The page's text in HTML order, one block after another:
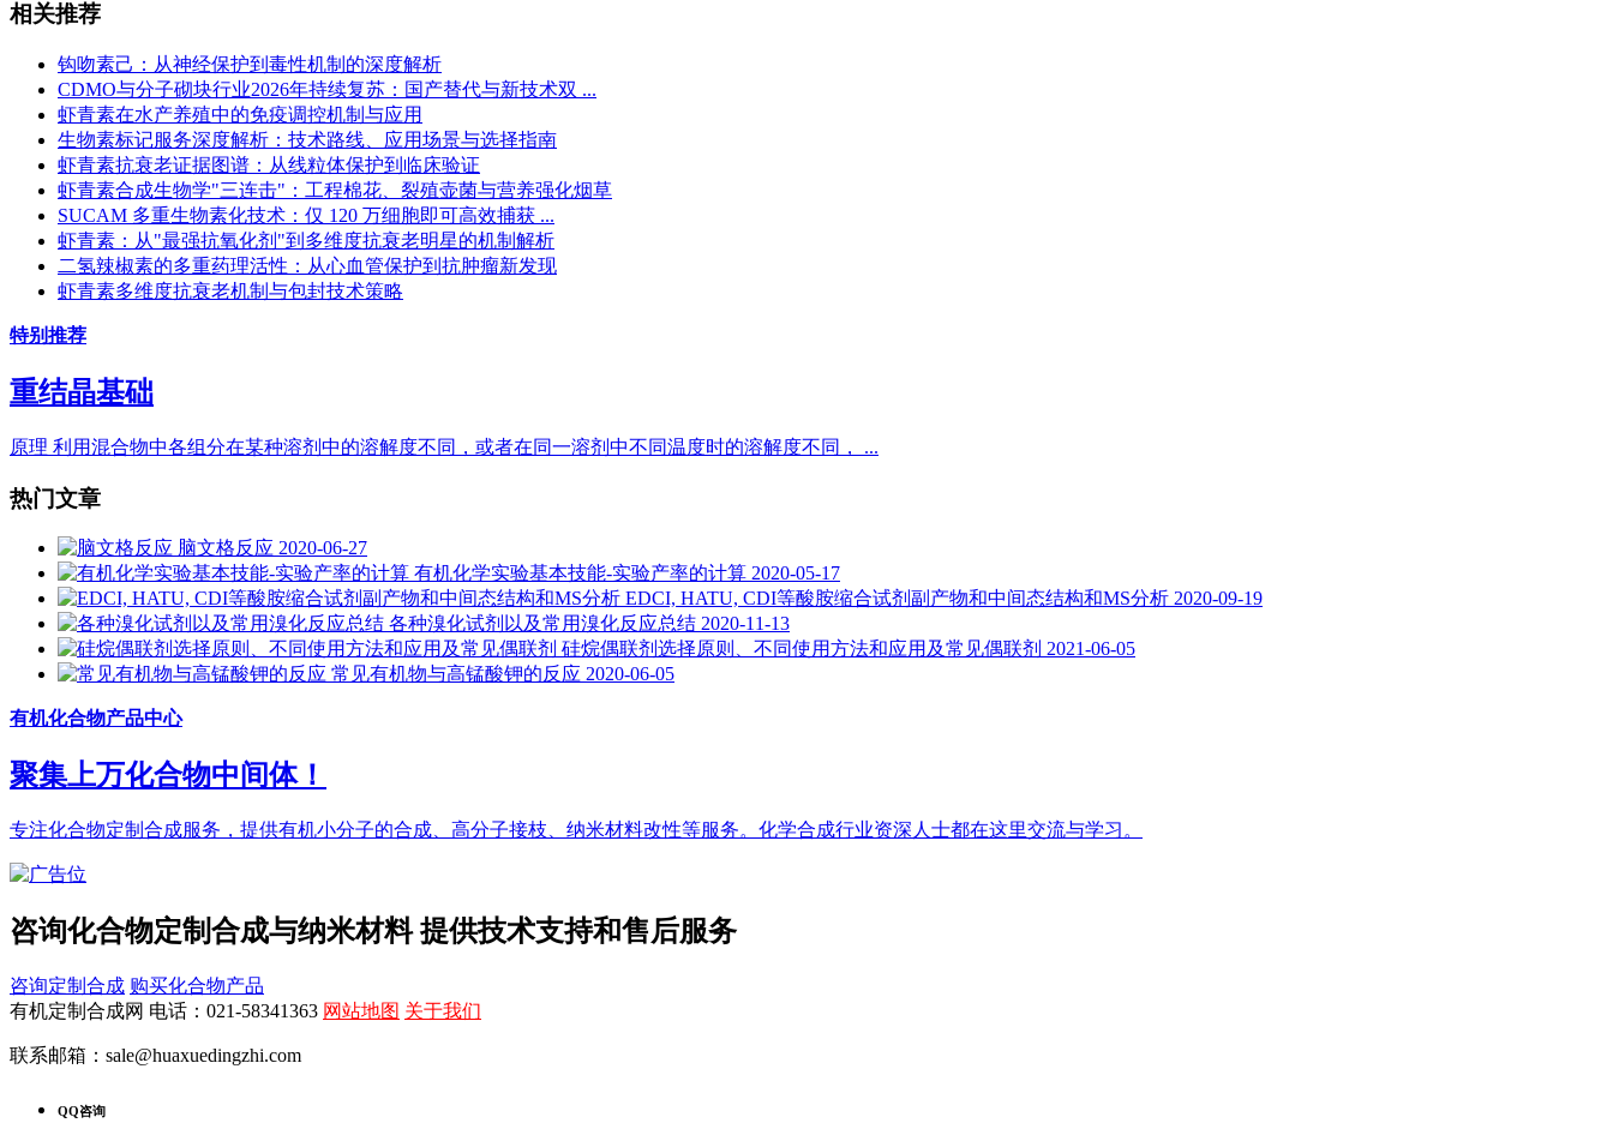
相关推荐
钩吻素己：从神经保护到毒性机制的深度解析
CDMO与分子砌块行业2026年持续复苏：国产替代与新技术双 ...
虾青素在水产养殖中的免疫调控机制与应用
生物素标记服务深度解析：技术路线、应用场景与选择指南
虾青素抗衰老证据图谱：从线粒体保护到临床验证
虾青素合成生物学"三连击"：工程棉花、裂殖壶菌与营养强化烟草
SUCAM 多重生物素化技术：仅 120 万细胞即可高效捕获 ...
虾青素：从"最强抗氧化剂"到多维度抗衰老明星的机制解析
二氢辣椒素的多重药理活性：从心血管保护到抗肿瘤新发现
虾青素多维度抗衰老机制与包封技术策略
特别推荐
重结晶基础
原理 利用混合物中各组分在某种溶剂中的溶解度不同，或者在同一溶剂中不同温度时的溶解度不同， ...
热门文章
脑文格反应 2020-06-27
有机化学实验基本技能-实验产率的计算 2020-05-17
EDCI, HATU, CDI等酸胺缩合试剂副产物和中间态结构和MS分析 2020-09-19
各种溴化试剂以及常用溴化反应总结 2020-11-13
硅烷偶联剂选择原则、不同使用方法和应用及常见偶联剂 2021-06-05
常见有机物与高锰酸钾的反应 2020-06-05
有机化合物产品中心
聚集上万化合物中间体！
专注化合物定制合成服务，提供有机小分子的合成、高分子接枝、纳米材料改性等服务。化学合成行业资深人士都在这里交流与学习。
咨询化合物定制合成与纳米材料 提供技术支持和售后服务
咨询定制合成 购买化合物产品
有机定制合成网 电话：021-58341363 网站地图 关于我们
联系邮箱：sale@huaxuedingzhi.com
QQ咨询